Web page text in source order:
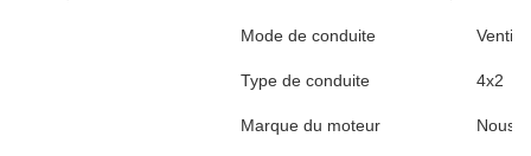
Mode de conduite
Type de conduite 4x2
Marque du moteur Nous